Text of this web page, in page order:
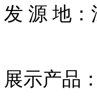
发 源 地：
展示产品